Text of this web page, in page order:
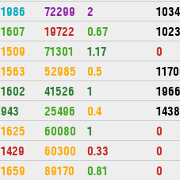
1986 72299 2
1607 19722 0.67
1509 71301 1.17 0
1563 52985 0.5
1602 41526 1
943 25496 0.4
1625 60080 1 0
1429 60300 0.33 0
1659 89170 0.81 0